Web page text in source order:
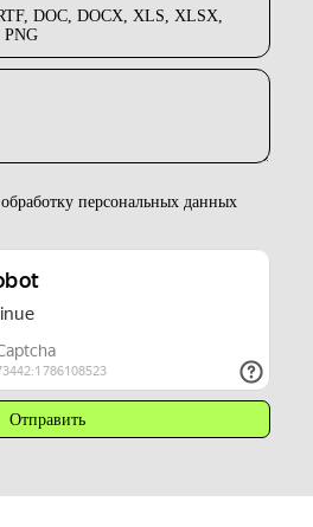
DOC, DOCX, XLS, XLSX,
PNG
персональных данных